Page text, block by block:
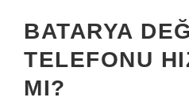
BATARYA
TELEFONU
MI?